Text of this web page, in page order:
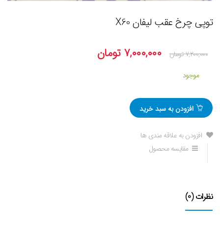
توپی چرخ عقب لیفان X60
۷,۲۰۰,۰۰۰تومان ۷,۰۰۰,۰۰۰ تومان
موجود
افزودن به سبد خرید
افزودن به علاقه مندی ها
مقایسه محصول
نظرات (0)